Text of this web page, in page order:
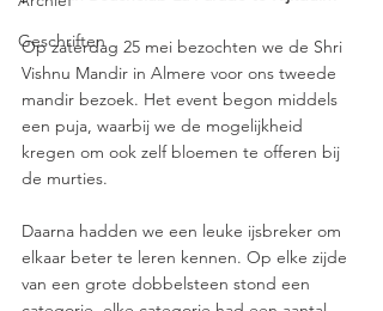
Geschriften
Op zaterdag 25 mei bezochten we de Shri
Vishnu Mandir in Almere voor ons tweede
mandir bezoek. Het event begon middels
een puja, waarbij we de mogelijkheid
kregen om ook zelf bloemen te offeren bij
de murties.
Daarna hadden we een leuke ijsbreker om
elkaar beter te leren kennen. Op elke zijde
van een grote dobbelsteen stond een